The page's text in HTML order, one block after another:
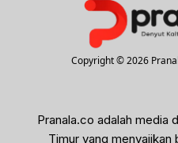
Copyright © 2026
Pranala.co adalah media
Timur yang